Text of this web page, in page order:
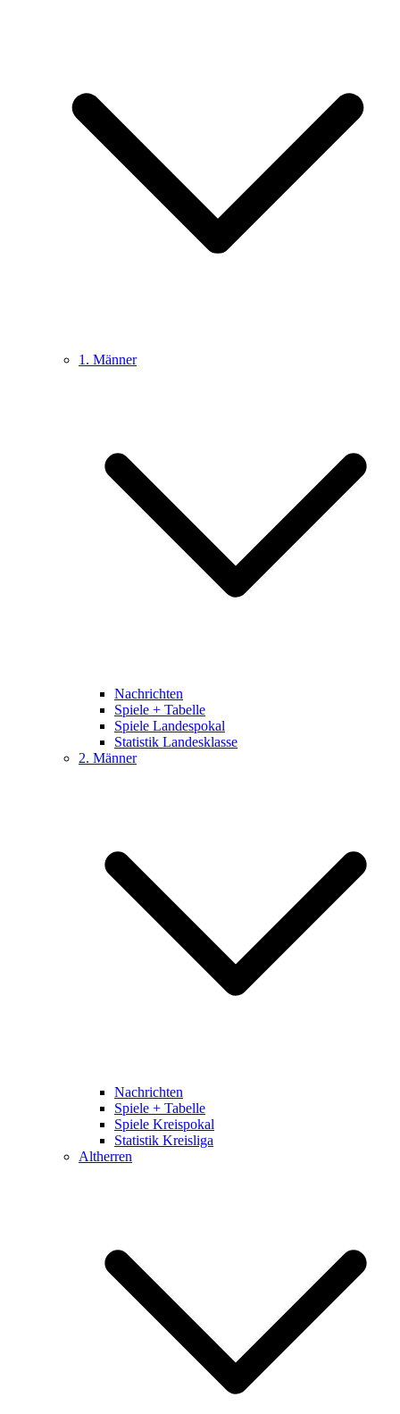
1. Männer
Nachrichten
Spiele + Tabelle
Spiele Landespokal
Statistik Landesklasse
2. Männer
Nachrichten
Spiele + Tabelle
Spiele Kreispokal
Statistik Kreisliga
Altherren